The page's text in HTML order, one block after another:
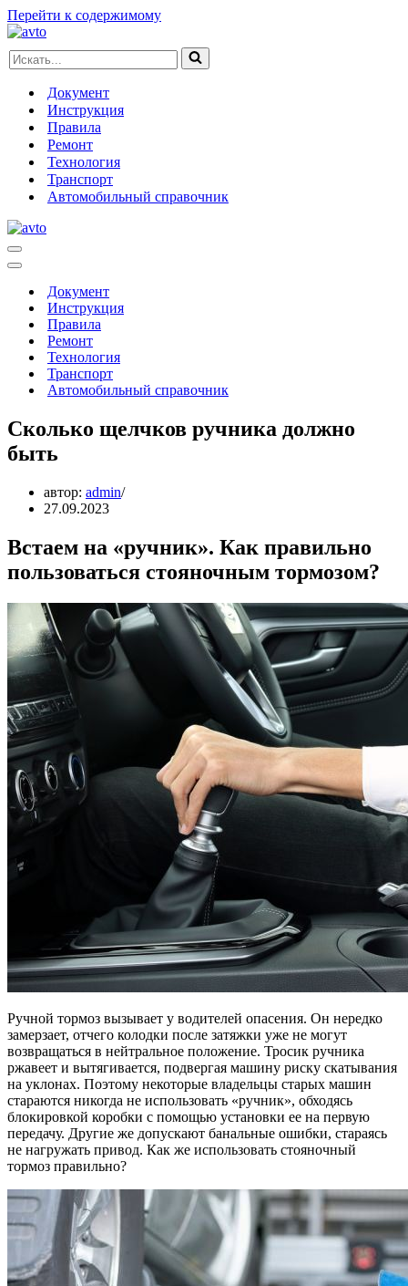
Перейти к содержимому
Искать...
Документ
Инструкция
Правила
Ремонт
Технология
Транспорт
Автомобильный справочник
Меню
навигации
Меню
навигацииДокумент
Инструкция
Правила
Ремонт
Технология
Транспорт
Автомобильный справочник
Сколько щелчков ручника должно
быть
автор: admin
27.09.2023
Встаем на «ручник». Как правильно
пользоваться стояночным тормозом?
Ручной тормоз вызывает у водителей опасения. Он нередко
замерзает, отчего колодки после затяжки уже не могут
возвращаться в нейтральное положение. Тросик ручника
ржавеет и вытягивается, подвергая машину риску скатывания
на уклонах. Поэтому некоторые владельцы старых машин
стараются никогда не использовать «ручник», обходясь
блокировкой коробки с помощью установки ее на первую
передачу. Другие же допускают банальные ошибки, стараясь
не нагружать привод. Как же использовать стояночный
тормоз правильно?